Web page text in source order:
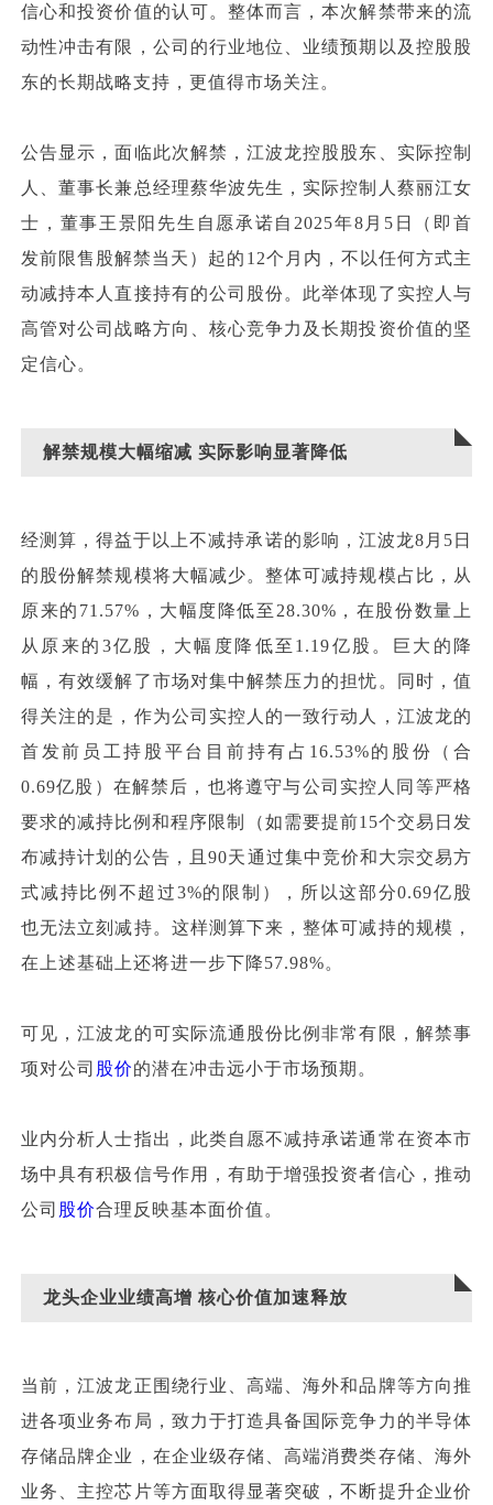
信心和投资价值的认可。整体而言，本次解禁带来的流
动性冲击有限，公司的行业地位、业绩预期以及控股股
东的长期战略支持，更值得市场关注。
公告显示，面临此次解禁，江波龙控股股东、实际控制
人、董事长兼总经理蔡华波先生，实际控制人蔡丽江女
士，董事王景阳先生自愿承诺自2025年8月5日（即首
发前限售股解禁当天）起的12个月内，不以任何方式主
动减持本人直接持有的公司股份。此举体现了实控人与
高管对公司战略方向、核心竞争力及长期投资价值的坚
定信心。
解禁规模大幅缩减 实际影响显著降低
经测算，得益于以上不减持承诺的影响，江波龙8月5日
的股份解禁规模将大幅减少。整体可减持规模占比，从
原来的71.57%，大幅度降低至28.30%，在股份数量上
从原来的3亿股，大幅度降低至1.19亿股。巨大的降
幅，有效缓解了市场对集中解禁压力的担忧。同时，值
得关注的是，作为公司实控人的一致行动人，江波龙的
首发前员工持股平台目前持有占16.53%的股份（合
0.69亿股）在解禁后，也将遵守与公司实控人同等严格
要求的减持比例和程序限制（如需要提前15个交易日发
布减持计划的公告，且90天通过集中竞价和大宗交易方
式减持比例不超过3%的限制），所以这部分0.69亿股
也无法立刻减持。这样测算下来，整体可减持的规模，
在上述基础上还将进一步下降57.98%。
可见，江波龙的可实际流通股份比例非常有限，解禁事
项对公司 股价的潜在冲击远小于市场预期。
业内分析人士指出，此类自愿不减持承诺通常在资本市
场中具有积极信号作用，有助于增强投资者信心，推动
公司 股价合理反映基本面价值。
龙头企业业绩高增 核心价值加速释放
当前，江波龙正围绕行业、高端、海外和品牌等方向推
进各项业务布局，致力于打造具备国际竞争力的半导体
存储品牌企业，在企业级存储、高端消费类存储、海外
业务、主控芯片等方面取得显著突破，不断提升企业价